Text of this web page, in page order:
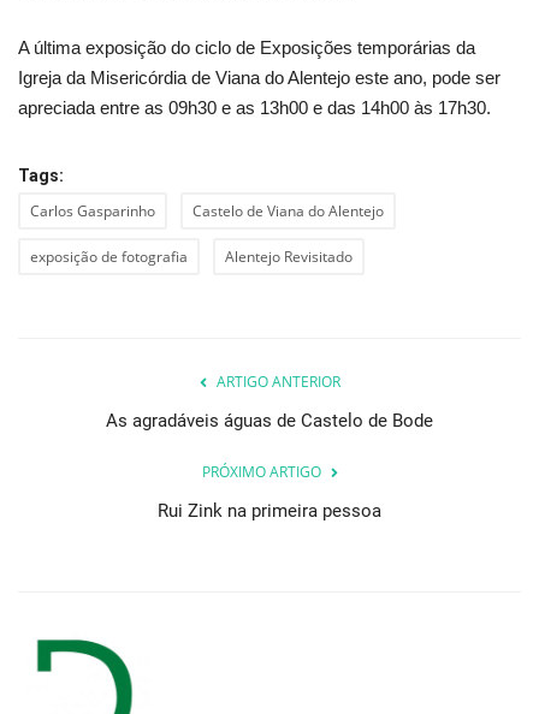
A última exposição do ciclo de Exposições temporárias da
Igreja da Misericórdia de Viana do Alentejo este ano, pode ser
apreciada entre as 09h30 e as 13h00 e das 14h00 às 17h30.
Tags:
Carlos Gasparinho Castelo de Viana do Alentejo
exposição de fotografia Alentejo Revisitado
ARTIGO ANTERIOR
As agradáveis águas de Castelo de Bode
PRÓXIMO ARTIGO
Rui Zink na primeira pessoa